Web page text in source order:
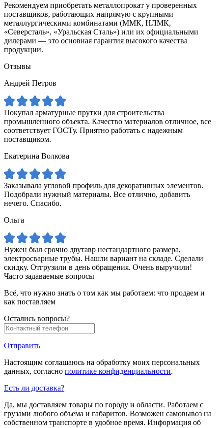
Рекомендуем приобретать металлопрокат у проверенных
поставщиков, работающих напрямую с крупными
металлургическими комбинатами (ММК, НЛМК,
«Северсталь», «Уральская Сталь») или их официальными
дилерами — это основная гарантия высокого качества
продукции.
Отзывы
Андрей Петров
Покупал арматурные прутки для строительства
промышленного объекта. Качество материалов отличное, все
соответствует ГОСТу. Приятно работать с надежным
поставщиком.
Екатерина Волкова
Заказывала угловой профиль для декоративных элементов.
Подобрали нужный материалы. Все отлично, добавить
нечего. Спасибо.
Ольга
Нужен был срочно двутавр нестандартного размера,
электросварные трубы. Нашли вариант на складе. Сделали
скидку. Отгрузили в день обращения. Очень выручили!
Часто задаваемые вопросы
Всё, что нужно знать о том как мы работаем: что продаем и
как поставляем
Остались вопросы?
Отправить
Настоящим соглашаюсь на обработку моих персональных
данных, согласно политике конфиденциальности.
Есть ли доставка?
Да, мы доставляем товары по городу и области. Работаем с
грузами любого объема и габаритов. Возможен самовывоз на
собственном транспорте в удобное время. Информация об